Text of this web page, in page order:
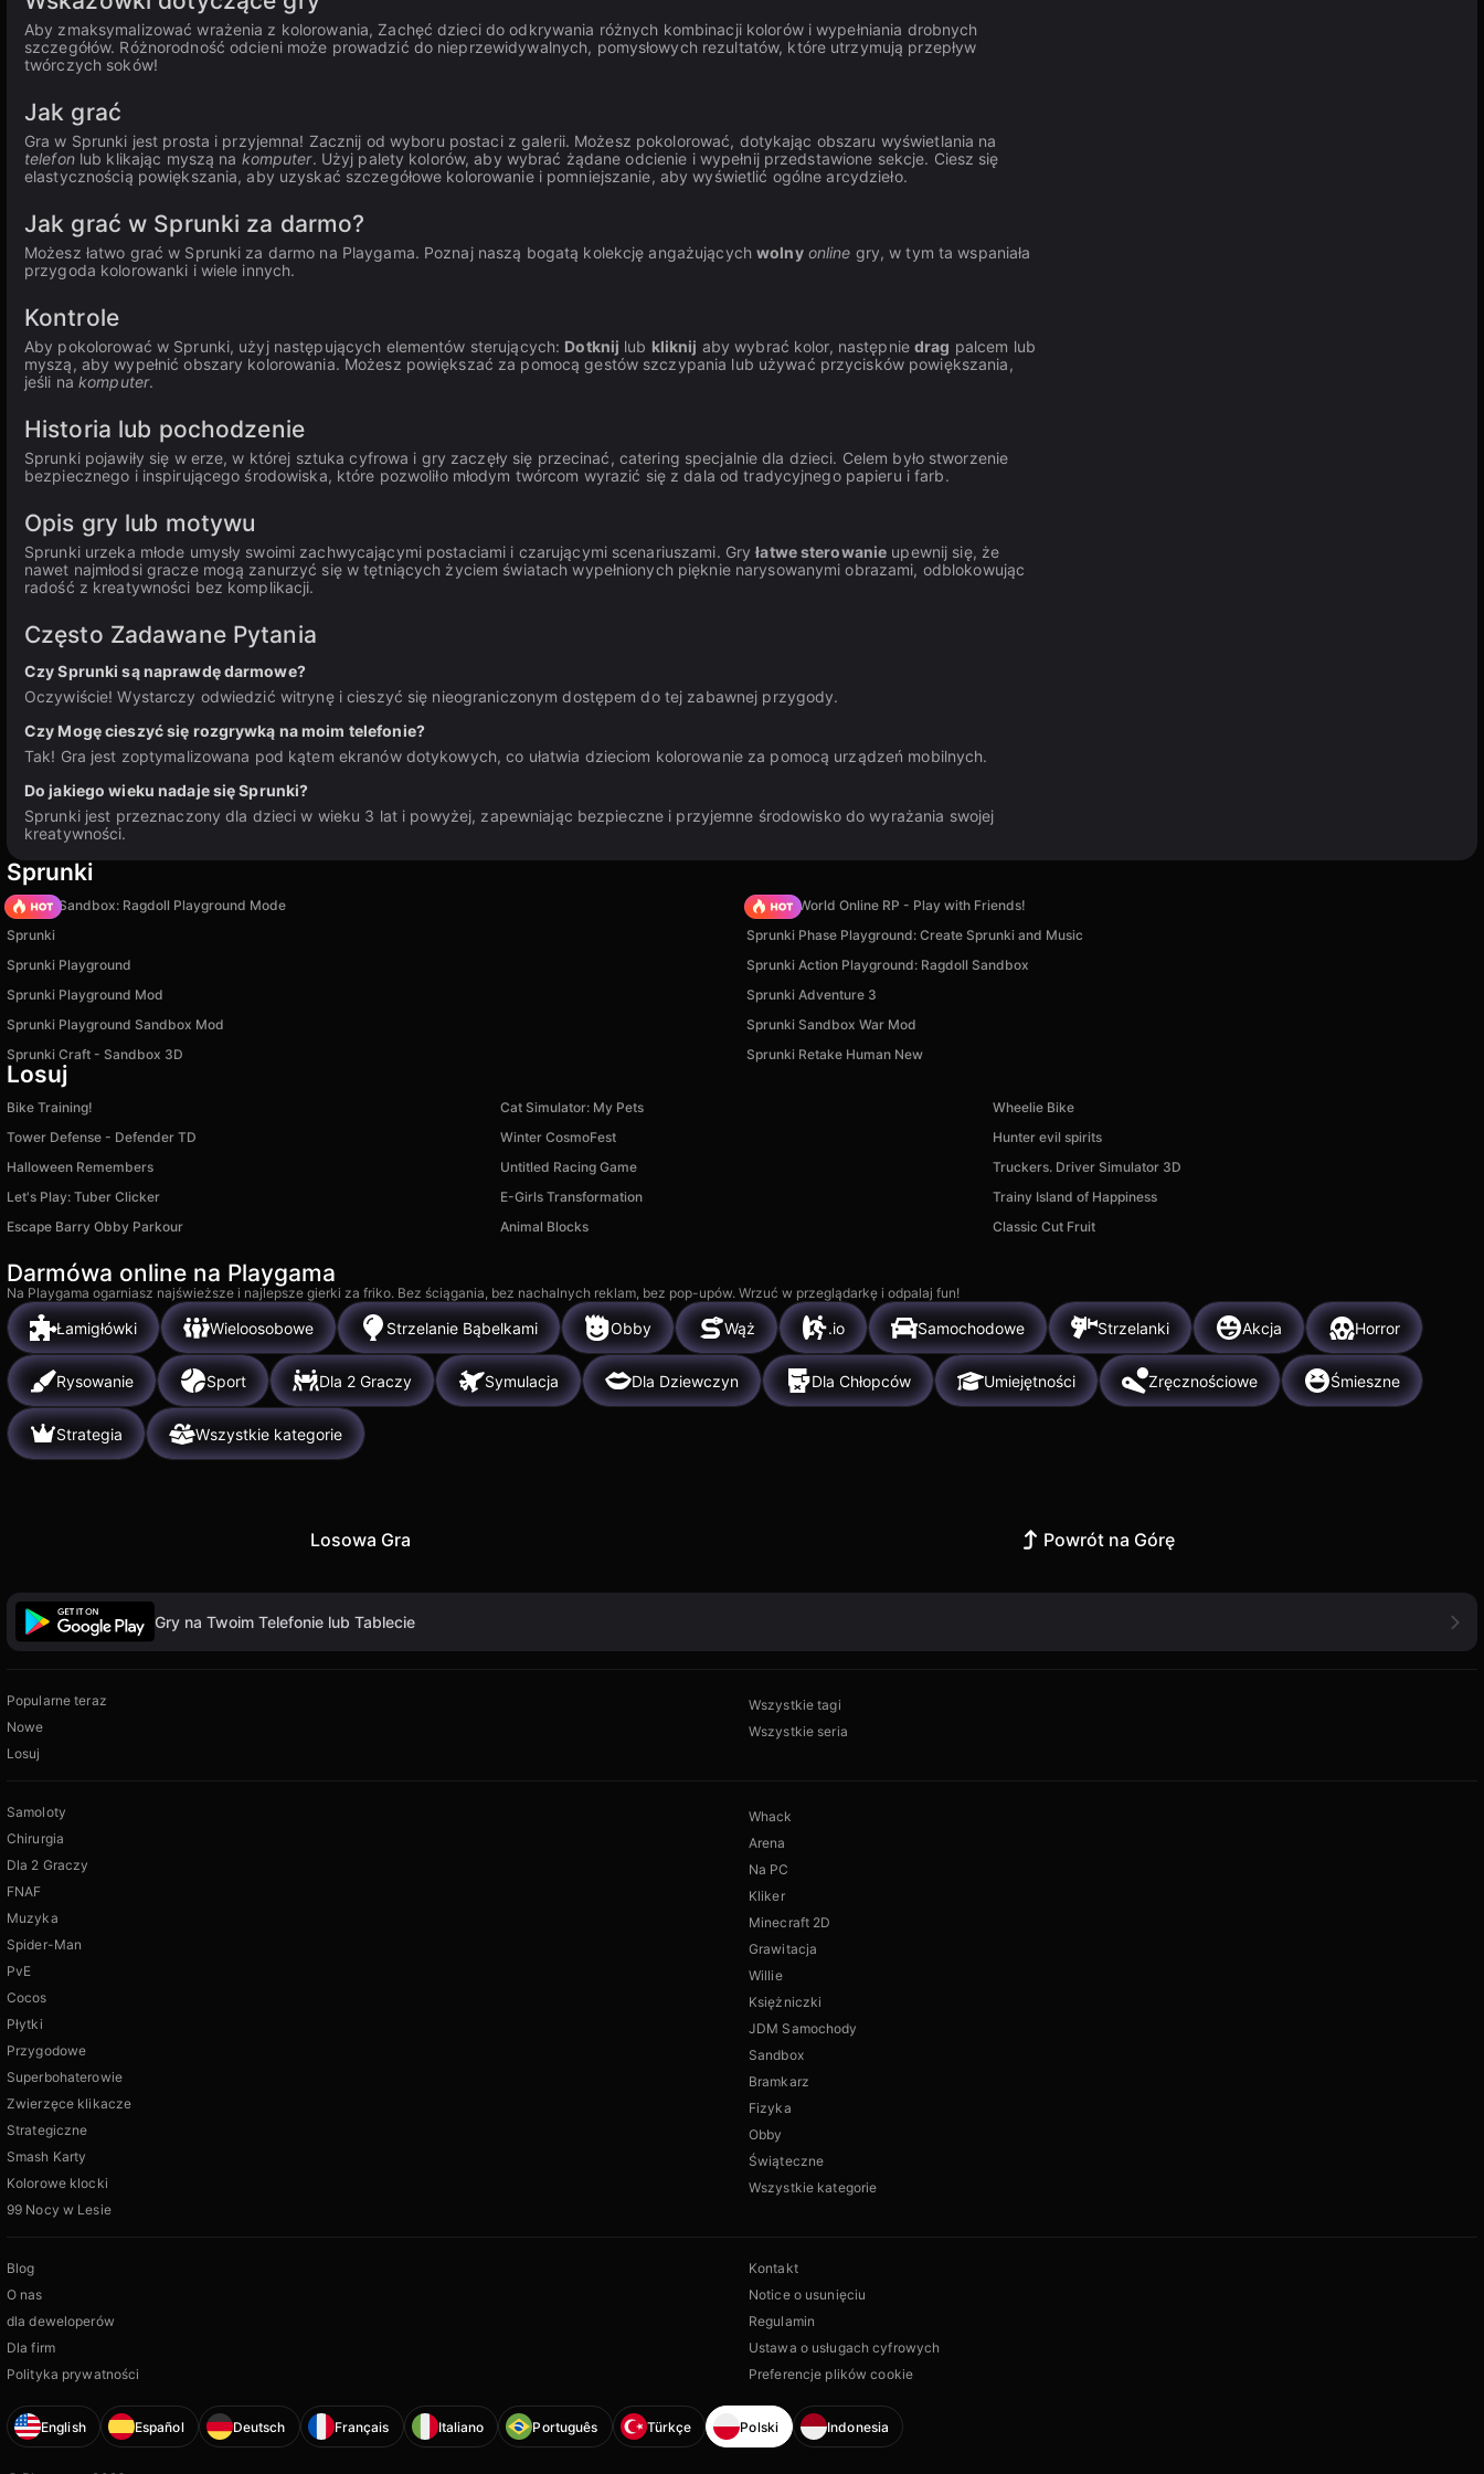
Aby zmaksymalizować wrażenia z kolorowania, Zachęć dzieci do odkrywania różnych kombinacji kolorów i wypełniania drobnych
szczegółów. Różnorodność odcieni może prowadzić do nieprzewidywalnych, pomysłowych rezultatów, które utrzymują przepływ
twórczych soków!
Jak grać
Gra w Sprunki jest prosta i przyjemna! Zacznij od wyboru postaci z galerii. Możesz pokolorować, dotykając obszaru wyświetlania na
telefonlub klikając myszą na komputer. Użyj palety kolorów, aby wybrać żądane odcienie i wypełnij przedstawione sekcje. Ciesz się
elastycznością powiększania, aby uzyskać szczegółowe kolorowanie i pomniejszanie, aby wyświetlić ogólne arcydzieło.
Jak grać w Sprunki za darmo?
Możesz łatwo grać w Sprunki za darmo na Playgama. Poznaj naszą bogatą kolekcję angażującychwolny online gry, w tym ta wspaniała
przygoda kolorowanki i wiele innych.
Kontrole
Aby pokolorować w Sprunki, użyj następujących elementów sterujących: Dotknij lub kliknij aby wybrać kolor, następniedrag palcem lub
myszą, aby wypełnić obszary kolorowania. Możesz powiększać za pomocą gestów szczypania lub używać przycisków powiększania,
jeśli nakomputer.
Historia lub pochodzenie
Sprunki pojawiły się w erze, w której sztuka cyfrowa i gry zaczęły się przecinać, catering specjalnie dla dzieci. Celem było stworzenie
bezpiecznego i inspirującego środowiska, które pozwoliło młodym twórcom wyrazić się z dala od tradycyjnego papieru i farb.
Opis gry lub motywu
Sprunki urzeka młode umysły swoimi zachwycającymi postaciami i czarującymi scenariuszami. Gryłatwe sterowanie upewnij się, że
nawet najmłodsi gracze mogą zanurzyć się w tętniących życiem światach wypełnionych pięknie narysowanymi obrazami, odblokowując
radość z kreatywności bez komplikacji.
Często Zadawane Pytania
Czy Sprunki są naprawdę darmowe?
Oczywiście! Wystarczy odwiedzić witrynę i cieszyć się nieograniczonym dostępem do tej zabawnej przygody.
Czy Mogę cieszyć się rozgrywką na moim telefonie?
Tak! Gra jest zoptymalizowana pod kątem ekranów dotykowych, co ułatwia dzieciom kolorowanie za pomocą urządzeń mobilnych.
Do jakiego wieku nadaje się Sprunki?
Sprunki jest przeznaczony dla dzieci w wieku 3 lat i powyżej, zapewniając bezpieczne i przyjemne środowisko do wyrażania swojej
kreatywności.
Sprunki
Sprunki Sandbox: Ragdoll Playground Mode
Sprunki World Online RP - Play with Friends!
Sprunki
Sprunki Phase Playground: Create Sprunki and Music
Sprunki Playground
Sprunki Action Playground: Ragdoll Sandbox
Sprunki Playground Mod
Sprunki Adventure 3
Sprunki Playground Sandbox Mod
Sprunki Sandbox War Mod
Sprunki Craft - Sandbox 3D
Sprunki Retake Human New
Losuj
Bike Training! Cat Simulator: My Pets
Wheelie Bike
Tower Defense - Defender TD
Winter CosmoFest
Hunter evil spirits
Halloween Remembers
Untitled Racing Game
Truckers. Driver Simulator 3D
Let's Play: Tuber Clicker
E-Girls Transformation
Trainy Island of Happiness
Escape Barry Obby Parkour
Animal Blocks Classic Cut Fruit
Darmówa online na Playgama
Na Playgama ogarniasz najświeższe i najlepsze gierki za friko. Bez ściągania, bez nachalnych reklam, bez pop-upów. Wrzuć w przeglądarkę i odpalaj fun!
Łamigłówki Wieloosobowe Strzelanie Bąbelkami Obby Wąż .io Samochodowe Strzelanki Akcja Horror
Rysowanie Sport Dla 2 Graczy Symulacja Dla Dziewczyn Dla Chłopców Umiejętności Zręcznościowe Śmieszne
Strategia Wszystkie kategorie
Losowa Gra Powrót na Górę
Gry na Twoim Telefonie lub Tablecie
Popularne teraz
Nowe
Losuj
Wszystkie tagi
Wszystkie seria
Samoloty
Chirurgia
Dla 2 Graczy
FNAF
Muzyka
Spider-Man
PvE
Cocos
Płytki
Przygodowe
Superbohaterowie
Zwierzęce klikacze
Strategiczne
Smash Karty
Kolorowe klocki
99 Nocy w Lesie
Whack
Arena
Na PC
Kliker
Minecraft 2D
Grawitacja
Willie
Księżniczki
JDM Samochody
Sandbox
Bramkarz
Fizyka
Obby
Świąteczne
Wszystkie kategorie
Blog
O nas
dla deweloperów
Dla firm
Polityka prywatności
Kontakt
Notice o usunięciu
Regulamin
Ustawa o usługach cyfrowych
Preferencje plików cookie
English Español Deutsch Français Italiano Português Türkçe Polski Indonesia